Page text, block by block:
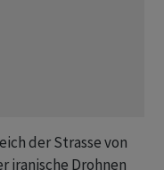
der Strasse von
iranische Drohnen